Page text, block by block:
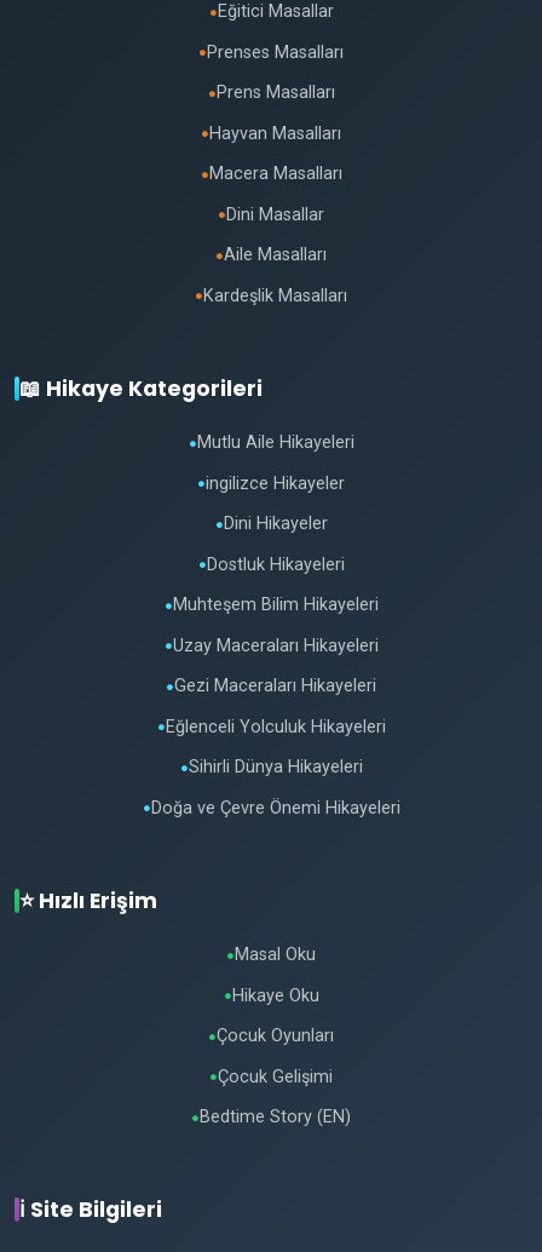
● Eğitici Masallar
● Prenses Masalları
● Prens Masalları
● Hayvan Masalları
● Macera Masalları
● Dini Masallar
●Aile Masalları
● Kardeşlik Masalları
📖 Hikaye Kategorileri
● Mutlu Aile Hikayeleri
●ingilizce Hikayeler
● Dini Hikayeler
● Dostluk Hikayeleri
● Muhteşem Bilim Hikayeleri
●Uzay Maceraları Hikayeleri
●Gezi Maceraları Hikayeleri
● Eğlenceli Yolculuk Hikayeleri
●Sihirli Dünya Hikayeleri
● Doğa ve Çevre Önemi Hikayeleri
⭐ Hızlı Erişim
● Masal Oku
● Hikaye Oku
●Çocuk Oyunları
●Çocuk Gelişimi
● Bedtime Story (EN)
ℹ️ Site Bilgileri